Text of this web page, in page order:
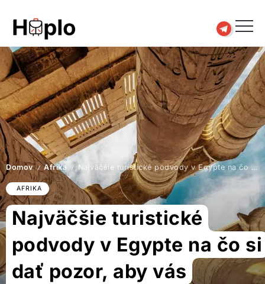
Domov / Afrika / Najväčšie turistické podvody v Egypte na čo si dať pozor, aby vás neokradli
AFRIKA
Najväčšie turistické
podvody v Egypte na čo si
dať pozor, aby vás